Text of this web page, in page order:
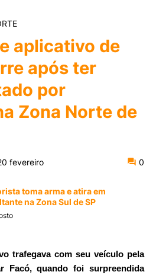
aplicativo de
após ter
por
Zona Norte de
fevereiro 0
toma arma e atira em
na Zona Sul de SP
trafegava com seu veículo pela
Facó, quando foi surpreendida